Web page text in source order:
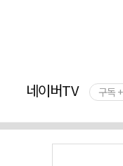
네이버TV 구독 +